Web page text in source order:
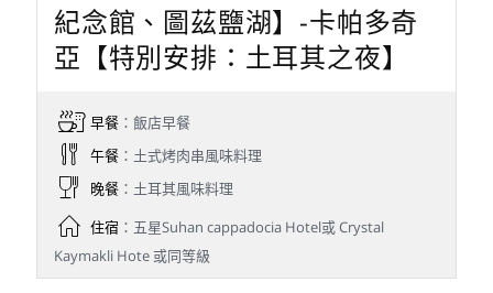
紀念館、圖茲鹽湖】-卡帕多奇
亞【特別安排：土耳其之夜】
早餐：飯店早餐
午餐：土式烤肉串風味料理
晚餐：土耳其風味料理
住宿：五星Suhan cappadocia Hotel或 Crystal
Kaymakli Hote 或同等級